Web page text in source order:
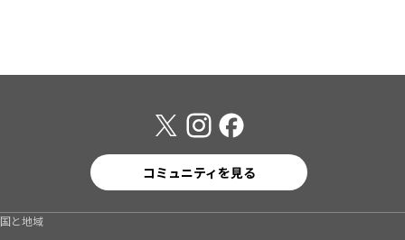
コミュニティを見る
国と地域